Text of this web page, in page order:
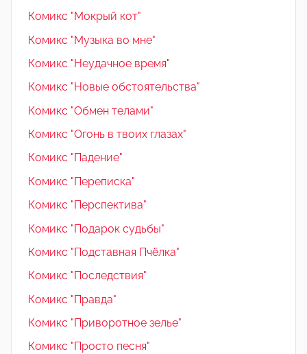
Комикс "Мокрый кот"
Комикс "Музыка во мне"
Комикс "Неудачное время"
Комикс "Новые обстоятельства"
Комикс "Обмен телами"
Комикс "Огонь в твоих глазах"
Комикс "Падение"
Комикс "Переписка"
Комикс "Перспектива"
Комикс "Подарок судьбы"
Комикс "Подставная Пчёлка"
Комикс "Последствия"
Комикс "Правда"
Комикс "Приворотное зелье"
Комикс "Просто песня"